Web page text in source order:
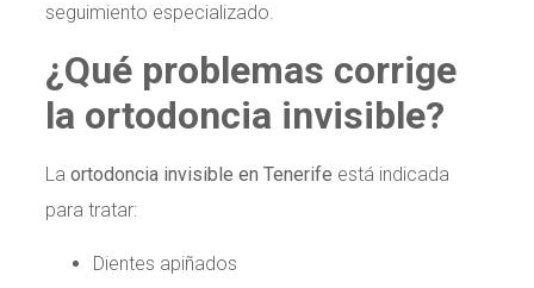
seguimiento especializado.
¿Qué problemas corrige
la ortodoncia invisible?
La ortodoncia invisible en Tenerife está indicada
para tratar:
Dientes apiñados